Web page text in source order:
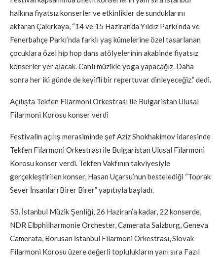
halkına fiyatsız konserler ve etkinlikler de sunduklarını
aktaran Çakırkaya, “14 ve 15 Haziran’da Yıldız Parkı’nda ve
Fenerbahçe Parkı’nda farklı yaş kümelerine özel tasarlanan
çocuklara özel hip hop dans atölyelerinin akabinde fiyatsız
konserler yer alacak. Canlı müzikle yoga yapacağız. Daha
sonra her iki günde de keyifli bir repertuvar dinleyeceğiz.” dedi.
Açılışta Tekfen Filarmoni Orkestrası ile Bulgaristan Ulusal
Filarmoni Korosu konser verdi
Festivalin açılış merasiminde şef Aziz Shokhakimov idaresinde
Tekfen Filarmoni Orkestrası ile Bulgaristan Ulusal Filarmoni
Korosu konser verdi. Tekfen Vakfının takviyesiyle
gerçekleştirilen konser, Hasan Uçarsu’nun bestelediği “Toprak
Sever İnsanları Birer Birer” yapıtıyla başladı.
53. İstanbul Müzik Şenliği, 26 Haziran’a kadar, 22 konserde,
NDR Elbphilharmonie Orchester, Camerata Salzburg, Geneva
Camerata, Borusan İstanbul Filarmoni Orkestrası, Slovak
Filarmoni Korosu üzere değerli toplulukların yanı sıra Fazıl